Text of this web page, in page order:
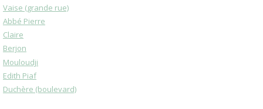
Vaise (grande rue)
Abbé Pierre
Claire
Berjon
Mouloudji
Edith Piaf
Duchère (boulevard)